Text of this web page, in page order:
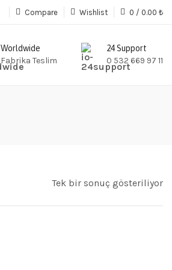
Compare Wishlist 0 / 0.00 ₺
Worldwide
Fabrika Teslim
24 Support
0 532 669 97 11
Tek bir sonuç gösteriliyor